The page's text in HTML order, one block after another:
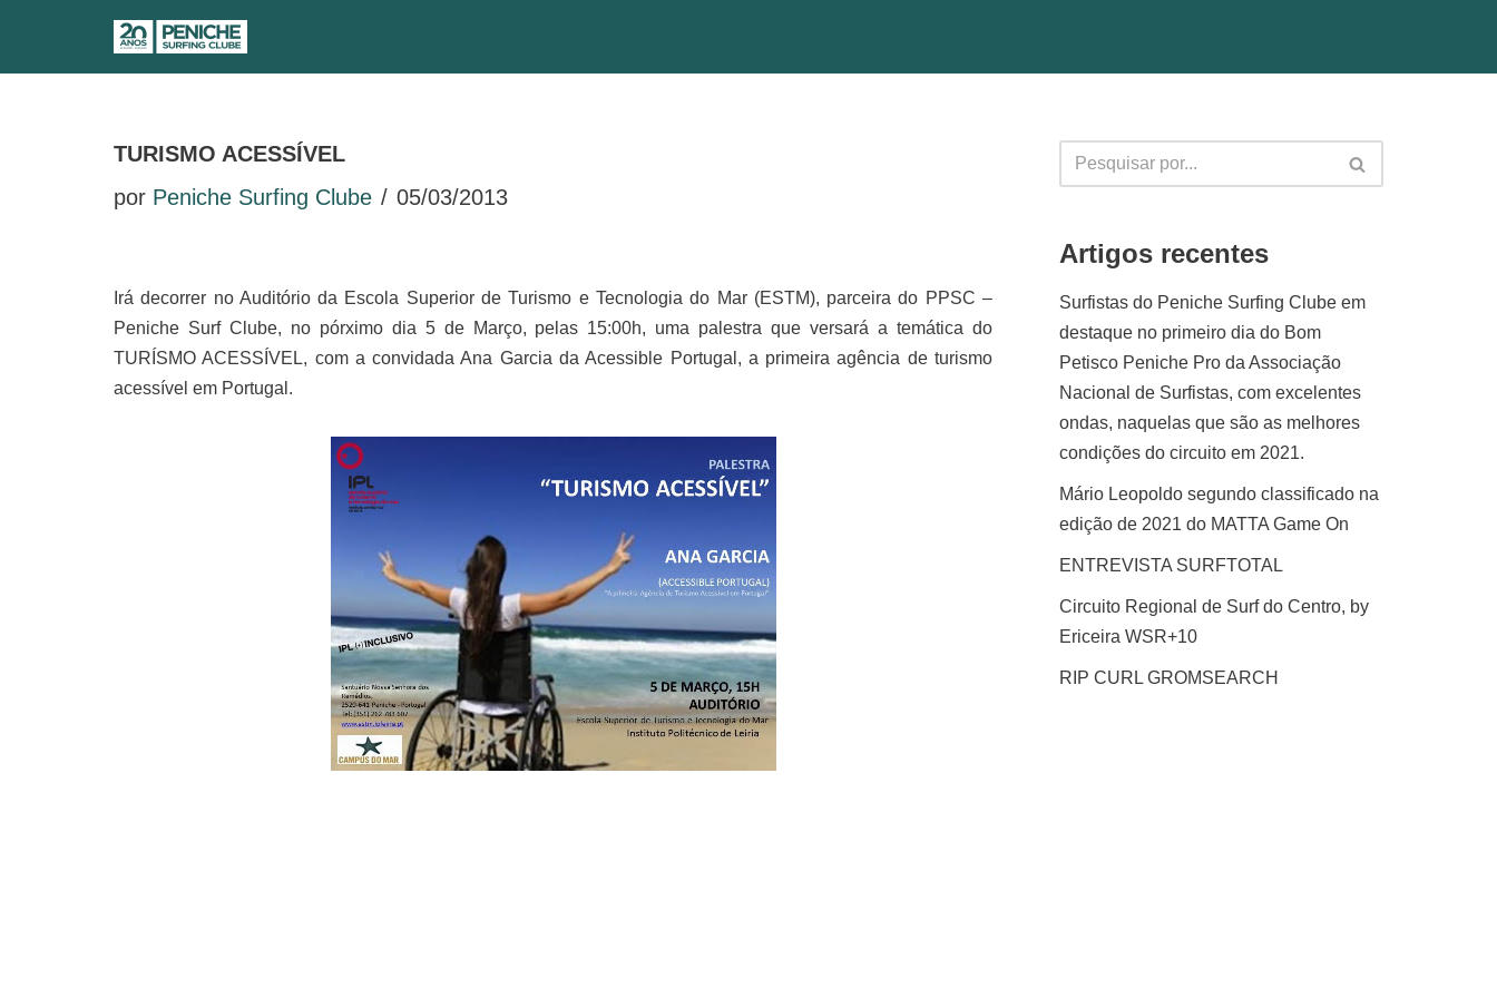
TURISMO ACESSÍVEL
por Peniche Surfing Clube 05/03/2013
Irá decorrer no Auditório da Escola Superior de Turismo e Tecnologia do Mar (ESTM), parceira do PPSC –
Peniche Surf Clube, no pórximo dia 5 de Março, pelas 15:00h, uma palestra que versará a temática do
TURÍSMO ACESSÍVEL, com a convidada Ana Garcia da Acessible Portugal, a primeira agência de turismo
acessível em Portugal.
Artigos recentes
Surfistas do Peniche Surfing Clube em
destaque no primeiro dia do Bom
Petisco Peniche Pro da Associação
Nacional de Surfistas, com excelentes
ondas, naquelas que são as melhores
condições do circuito em 2021.
Mário Leopoldo segundo classificado na
edição de 2021 do MATTA Game On
ENTREVISTA SURFTOTAL
Circuito Regional de Surf do Centro, by
Ericeira WSR+10
RIP CURL GROMSEARCH